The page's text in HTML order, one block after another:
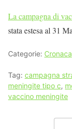
La campagna di
stata estesa al 31
Categorie: Cronaca
Tag: campagna
meningite tipo c,
vaccino meningite